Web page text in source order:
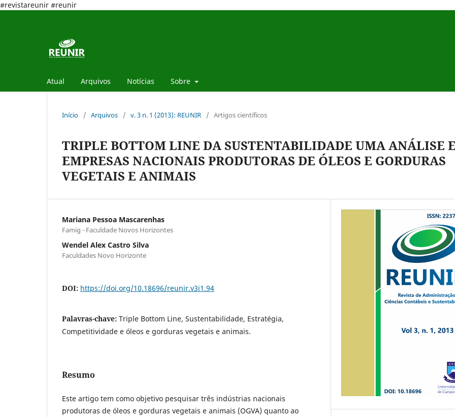
#revistareunir #reunir
Atual Arquivos Notícias Sobre
Início / Arquivos / v. 3 n. 1 (2013): REUNIR / Artigos científicos
TRIPLE BOTTOM LINE DA SUSTENTABILIDADE UMA ANÁLISE
EMPRESAS NACIONAIS PRODUTORAS DE ÓLEOS E GORDURAS
VEGETAIS E ANIMAIS
Mariana Pessoa Mascarenhas
Famig - Faculdade Novos Horizontes
Wendel Alex Castro Silva
Faculdades Novo Horizonte
DOI: https://doi.org/10.18696/reunir.v3i1.94
Palavras-chave: Triple Bottom Line, Sustentabilidade, Estratégia,
Competitividade e óleos e gorduras vegetais e animais.
Resumo
Este artigo tem como objetivo pesquisar três indústrias nacionais
produtoras de óleos e gorduras vegetais e animais (OGVA) quanto ao